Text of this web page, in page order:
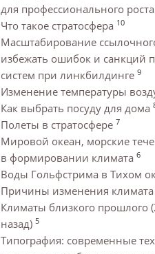
для профессионального роста
Что такое стратосфера 10
Масштабирование
избежать ошибок и санкций
систем при линкбилдинге 9
Изменение температуры
Как выбрать посуду для дома
Полеты в стратосфере 7
Мировой океан, морские
в формировании климата 6
Воды Гольфстрима в Тихом
Причины изменения климата
Климаты близкого прошлого
назад) 5
Типография: современные